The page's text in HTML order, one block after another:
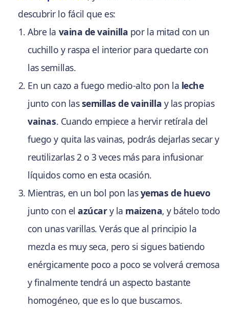
descubrir lo fácil que es:
Abre la vaina de vainilla por la mitad con un
cuchillo y raspa el interior para quedarte con
las semillas.
En un cazo a fuego medio-alto pon la leche
junto con lassemillas de vainilla y las propias
vainas. Cuando empiece a hervir retírala del
fuego y quita las vainas, podrás dejarlas secar y
reutilizarlas 2 o 3 veces más para infusionar
líquidos como en esta ocasión.
Mientras, en un bol pon lasyemas de huevo
junto con elazúcary la maizena, y bátelo todo
con unas varillas. Verás que al principio la
mezcla es muy seca, pero si sigues batiendo
enérgicamente poco a poco se volverá cremosa
y finalmente tendrá un aspecto bastante
homogéneo, que es lo que buscamos.